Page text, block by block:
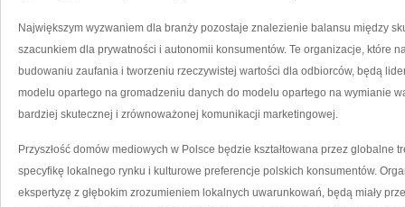
Największym wyzwaniem dla branży pozostaje znalezienie balansu między
szacunkiem dla prywatności i autonomii konsumentów. Te organizacje, które
budowaniu zaufania i tworzeniu rzeczywistej wartości dla odbiorców, będą
modelu opartego na gromadzeniu danych do modelu opartego na wymianie
bardziej skutecznej i zrównoważonej komunikacji marketingowej.
Przyszłość domów mediowych w Polsce będzie kształtowana przez globalne
specyfikę lokalnego rynku i kulturowe preferencje polskich konsumentów.
ekspertyzę z głębokim zrozumieniem lokalnych uwarunkowań, będą miały